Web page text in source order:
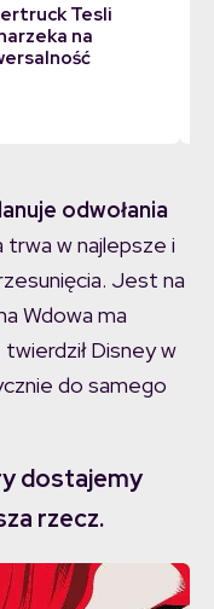
Tesli
na
odwołania
trwa w najlepsze i
Jest na
Wdowa ma
Disney w
do samego
dostajemy
rzecz.